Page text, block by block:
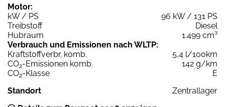
Motor:
kW / PS
96 kW / 131 PS
Treibstoff
Diesel
Hubraum
1.499 cm³
Verbrauch und Emissionen nach WLTP:
Kraftstoffverbr. komb.
5,4 l/100km
CO2-Emissionen komb.
142 g/km
CO2-Klasse
E
Standort
Zentrallager